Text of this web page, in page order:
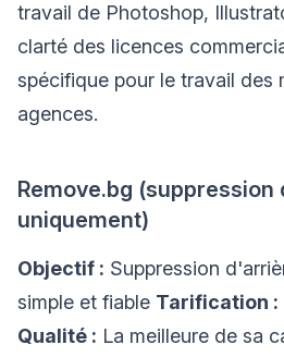
travail de Photoshop,
clarté des licences
spécifique pour le travail des
agences.
Remove.bg
uniquement)
Objectif : Suppression
simple et fiable Tarification :
Qualité : La meilleure de sa